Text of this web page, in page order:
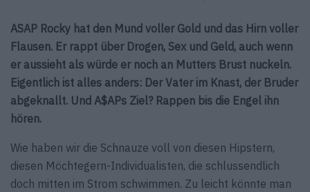
ASAP Rocky hat den Mund voller Gold und das Hirn voller
Flausen. Er rappt über Drogen, Sex und Geld, auch wenn
er aussieht als würde er noch an Mutters Brust nuckeln.
Eigentlich ist alles anders: Der Vater im Knast, der Bruder
abgeknallt. Und A$APs Ziel? Rappen bis die Engel ihn
hören.
Wie haben wir die Schnauze voll von diesen Hipstern,
diesen Möchtegern-Individualisten, die schlussendlich
doch mitten im Strom schwimmen. Zu leicht könnte man